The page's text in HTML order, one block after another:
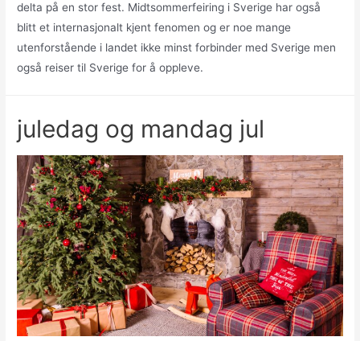
delta på en stor fest. Midtsommerfeiring i Sverige har også
blitt et internasjonalt kjent fenomen og er noe mange
utenforstående i landet ikke minst forbinder med Sverige men
også reiser til Sverige for å oppleve.
juledag og mandag jul